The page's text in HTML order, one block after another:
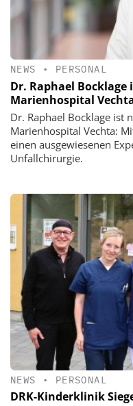
NEWS • PERSONAL
Dr. Raphael
Marienhospital
Dr. Raphael Bocklage ist
Marienhospital Vechta:
einen ausgewiesenen
Unfallchirurgie.
NEWS • PERSONAL
DRK-Kinderklinik